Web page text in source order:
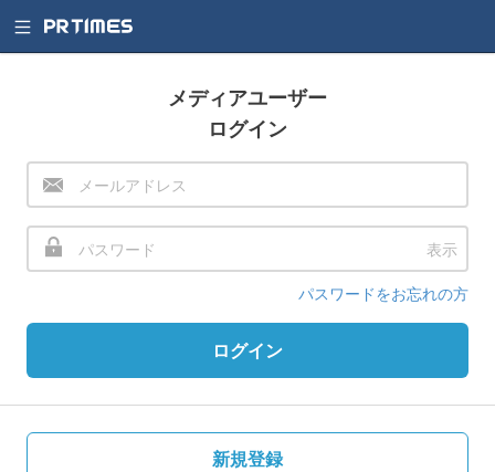
メディアユーザー
ログイン
表示
パスワードをお忘れの方
ログイン
新規登録